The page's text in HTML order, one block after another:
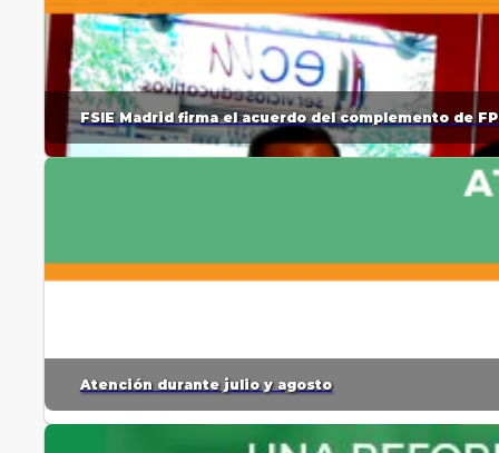
FSIE Madrid firma el acuerdo del complemento de
Atención durante julio y agosto